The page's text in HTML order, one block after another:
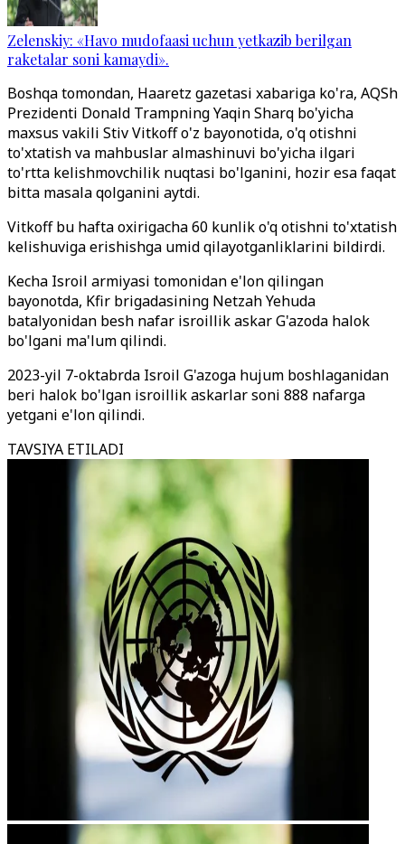
Zelenskiy: «Havo mudofaasi uchun yetkazib berilgan
raketalar soni kamaydi».
Boshqa tomondan, Haaretz gazetasi xabariga ko'ra, AQSh
Prezidenti Donald Trampning Yaqin Sharq bo'yicha
maxsus vakili Stiv Vitkoff o'z bayonotida, o'q otishni
to'xtatish va mahbuslar almashinuvi bo'yicha ilgari
to'rtta kelishmovchilik nuqtasi bo'lganini, hozir esa faqat
bitta masala qolganini aytdi.
Vitkoff bu hafta oxirigacha 60 kunlik o'q otishni to'xtatish
kelishuviga erishishga umid qilayotganliklarini bildirdi.
Kecha Isroil armiyasi tomonidan e'lon qilingan
bayonotda, Kfir brigadasining Netzah Yehuda
batalyonidan besh nafar isroillik askar G'azoda halok
bo'lgani ma'lum qilindi.
2023-yil 7-oktabrda Isroil G'azoga hujum boshlaganidan
beri halok bo'lgan isroillik askarlar soni 888 nafarga
yetgani e'lon qilindi.
TAVSIYA ETILADI